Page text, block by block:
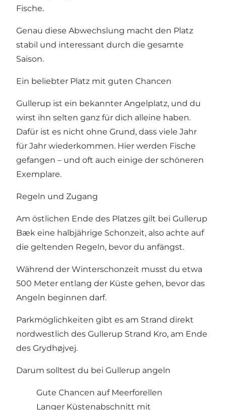
Fische.
Genau diese Abwechslung macht den Platz
stabil und interessant durch die gesamte
Saison.
Ein beliebter Platz mit guten Chancen
Gullerup ist ein bekannter Angelplatz, und du
wirst ihn selten ganz für dich alleine haben.
Dafür ist es nicht ohne Grund, dass viele Jahr
für Jahr wiederkommen. Hier werden Fische
gefangen – und oft auch einige der schöneren
Exemplare.
Regeln und Zugang
Am östlichen Ende des Platzes gilt bei Gullerup
Bæk eine halbjährige Schonzeit, also achte auf
die geltenden Regeln, bevor du anfängst.
Während der Winterschonzeit musst du etwa
500 Meter entlang der Küste gehen, bevor das
Angeln beginnen darf.
Parkmöglichkeiten gibt es am Strand direkt
nordwestlich des Gullerup Strand Kro, am Ende
des Grydhøjvej.
Darum solltest du bei Gullerup angeln
Gute Chancen auf Meerforellen
Langer Küstenabschnitt mit